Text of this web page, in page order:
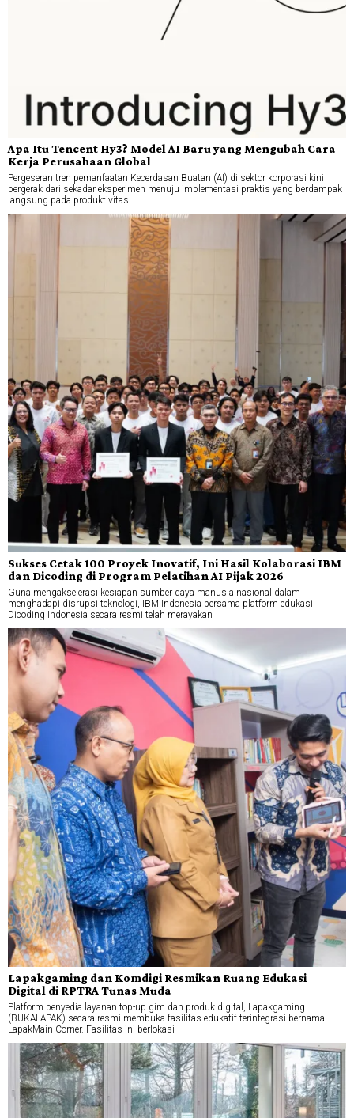
Apa Itu Tencent Hy3? Model AI Baru yang Mengubah Cara
Kerja Perusahaan Global
Pergeseran tren pemanfaatan Kecerdasan Buatan (AI) di sektor korporasi kini
bergerak dari sekadar eksperimen menuju implementasi praktis yang berdampak
langsung pada produktivitas.
Sukses Cetak 100 Proyek Inovatif, Ini Hasil Kolaborasi IBM
dan Dicoding di Program Pelatihan AI Pijak 2026
Guna mengakselerasi kesiapan sumber daya manusia nasional dalam
menghadapi disrupsi teknologi, IBM Indonesia bersama platform edukasi
Dicoding Indonesia secara resmi telah merayakan
Lapakgaming dan Komdigi Resmikan Ruang Edukasi
Digital di RPTRA Tunas Muda
Platform penyedia layanan top-up gim dan produk digital, Lapakgaming
(BUKALAPAK) secara resmi membuka fasilitas edukatif terintegrasi bernama
LapakMain Corner. Fasilitas ini berlokasi